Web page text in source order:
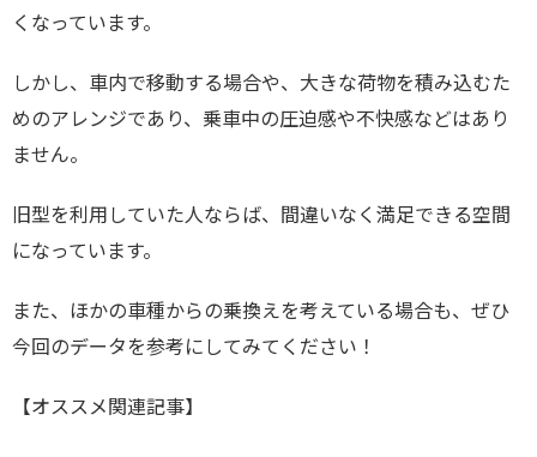
くなっています。
しかし、車内で移動する場合や、大きな荷物を積み込むた
めのアレンジであり、乗車中の圧迫感や不快感などはあり
ません。
旧型を利用していた人ならば、間違いなく満足できる空間
になっています。
また、ほかの車種からの乗換えを考えている場合も、ぜひ
今回のデータを参考にしてみてください！
【オススメ関連記事】